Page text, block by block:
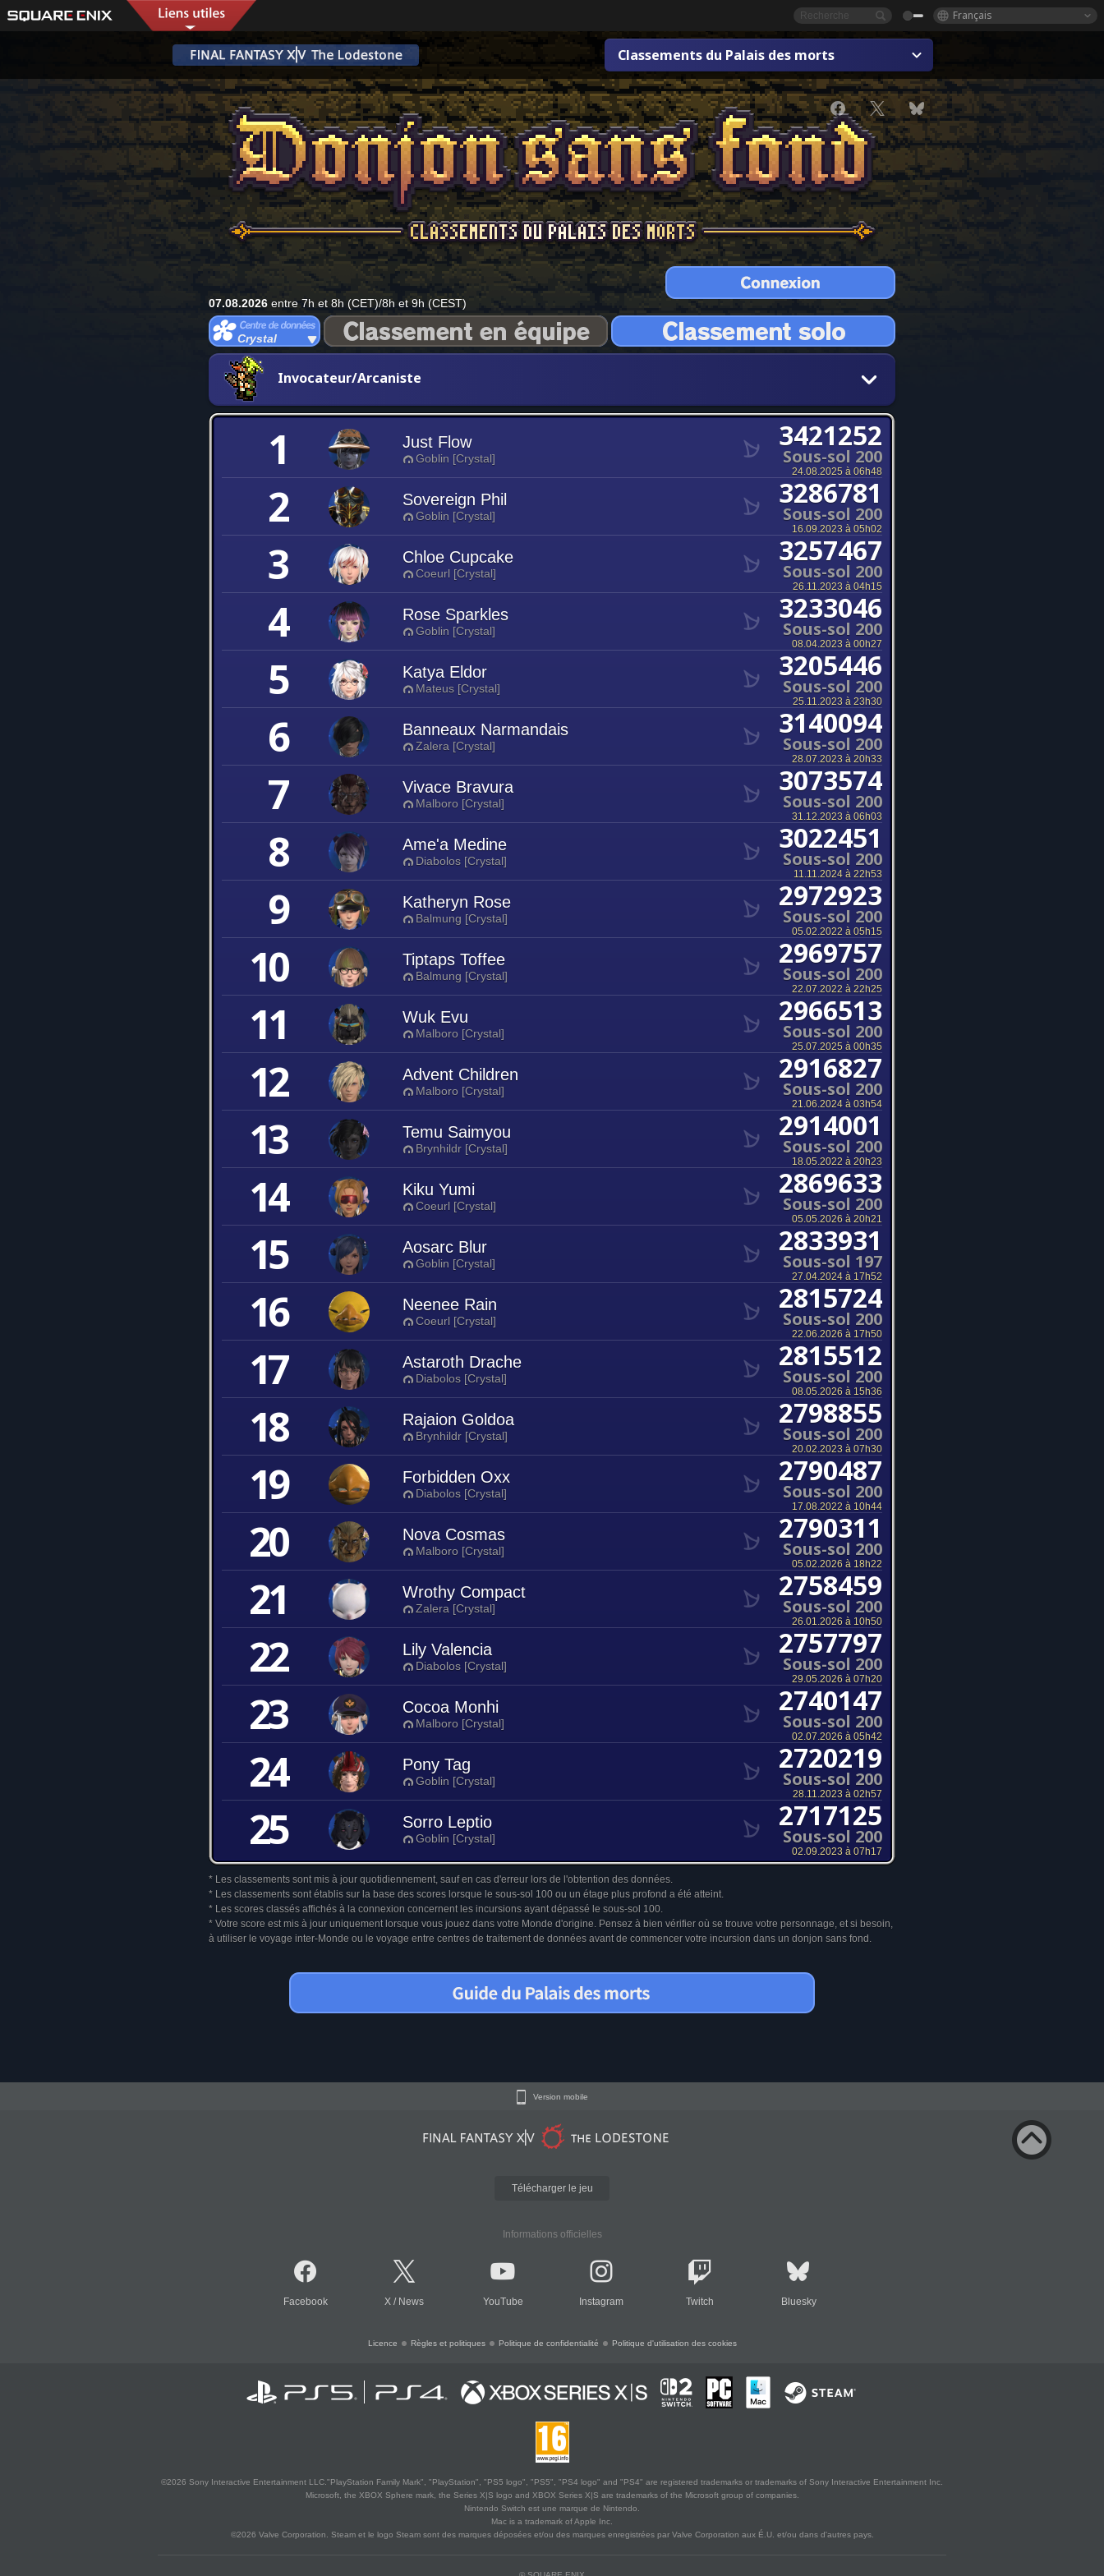
Français
Classements du Palais des morts
07.08.2026 entre 7h et 8h (CET)/8h et 9h (CEST)
Crystal
Invocateur/Arcaniste
1 Just Flow
Goblin [Crystal]
3421252
Sous-sol 200
24.08.2025 à 06h48
2 Sovereign Phil
Goblin [Crystal]
3286781
Sous-sol 200
16.09.2023 à 05h02
3 Chloe Cupcake
Coeurl [Crystal]
3257467
Sous-sol 200
26.11.2023 à 04h15
4 Rose Sparkles
Goblin [Crystal]
3233046
Sous-sol 200
08.04.2023 à 00h27
5 Katya Eldor
Mateus [Crystal]
3205446
Sous-sol 200
25.11.2023 à 23h30
6 Banneaux Narmandais
Zalera [Crystal]
3140094
Sous-sol 200
28.07.2023 à 20h33
7 Vivace Bravura
Malboro [Crystal]
3073574
Sous-sol 200
31.12.2023 à 06h03
8 Ame'a Medine
Diabolos [Crystal]
3022451
Sous-sol 200
11.11.2024 à 22h53
9 Katheryn Rose
Balmung [Crystal]
2972923
Sous-sol 200
05.02.2022 à 05h15
10 Tiptaps Toffee
Balmung [Crystal]
2969757
Sous-sol 200
22.07.2022 à 22h25
11 Wuk Evu
Malboro [Crystal]
2966513
Sous-sol 200
25.07.2025 à 00h35
12 Advent Children
Malboro [Crystal]
2916827
Sous-sol 200
21.06.2024 à 03h54
13 Temu Saimyou
Brynhildr [Crystal]
2914001
Sous-sol 200
18.05.2022 à 20h23
14 Kiku Yumi
Coeurl [Crystal]
2869633
Sous-sol 200
05.05.2026 à 20h21
15 Aosarc Blur
Goblin [Crystal]
2833931
Sous-sol 197
27.04.2024 à 17h52
16 Neenee Rain
Coeurl [Crystal]
2815724
Sous-sol 200
22.06.2026 à 17h50
17 Astaroth Drache
Diabolos [Crystal]
2815512
Sous-sol 200
08.05.2026 à 15h36
18 Rajaion Goldoa
Brynhildr [Crystal]
2798855
Sous-sol 200
20.02.2023 à 07h30
19 Forbidden Oxx
Diabolos [Crystal]
2790487
Sous-sol 200
17.08.2022 à 10h44
20 Nova Cosmas
Malboro [Crystal]
2790311
Sous-sol 200
05.02.2026 à 18h22
21 Wrothy Compact
Zalera [Crystal]
2758459
Sous-sol 200
26.01.2026 à 10h50
22 Lily Valencia
Diabolos [Crystal]
2757797
Sous-sol 200
29.05.2026 à 07h20
23 Cocoa Monhi
Malboro [Crystal]
2740147
Sous-sol 200
02.07.2026 à 05h42
24 Pony Tag
Goblin [Crystal]
2720219
Sous-sol 200
28.11.2023 à 02h57
25 Sorro Leptio
Goblin [Crystal]
2717125
Sous-sol 200
02.09.2023 à 07h17
* Les classements sont mis à jour quotidiennement, sauf en cas d'erreur lors de l'obtention des données.
* Les classements sont établis sur la base des scores lorsque le sous-sol 100 ou un étage plus profond a été atteint.
* Les scores classés affichés à la connexion concernent les incursions ayant dépassé le sous-sol 100.
* Votre score est mis à jour uniquement lorsque vous jouez dans votre Monde d'origine. Pensez à bien vérifier où se trouve votre personnage, et si besoin,
à utiliser le voyage inter-Monde ou le voyage entre centres de traitement de données avant de commencer votre incursion dans un donjon sans fond.
Version mobile
Télécharger le jeu
Informations officielles
Facebook X / News YouTube Instagram Twitch Bluesky
Licence Règles et politiques Politique de confidentialité Politique d'utilisation des cookies
©2026 Sony Interactive Entertainment LLC."PlayStation Family Mark", "PlayStation", "PS5 logo", "PS5", "PS4 logo" and "PS4" are registered trademarks or trademarks of Sony Interactive Entertainment Inc.
Microsoft, the XBOX Sphere mark, the Series X|S logo and XBOX Series X|S are trademarks of the Microsoft group of companies.
Nintendo Switch est une marque de Nintendo.
Mac is a trademark of Apple Inc.
©2026 Valve Corporation. Steam et le logo Steam sont des marques déposées et/ou des marques enregistrées par Valve Corporation aux É.U. et/ou dans d'autres pays.